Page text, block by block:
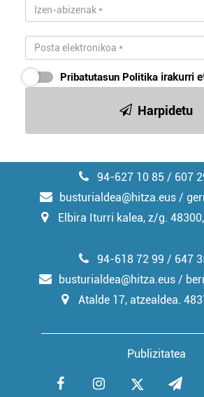
Pribatutasun Politika irakurri
Harpidetu
94-627 10 85 / 607
busturialdea@hitza.eus /
Elbira Iturri kalea, z/g.
Publizitatea
94-618 72 99 / 647
busturialdea@hitza.eus /
Atalde 17, atzealdea.